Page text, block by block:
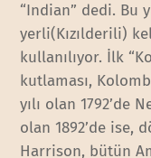
“Indian” dedi. Bu
yerli(Kızılderili)
kullanılıyor. İlk
kutlaması,
yılı olan 1792’de
olan 1892’de ise,
Harrison, bütün